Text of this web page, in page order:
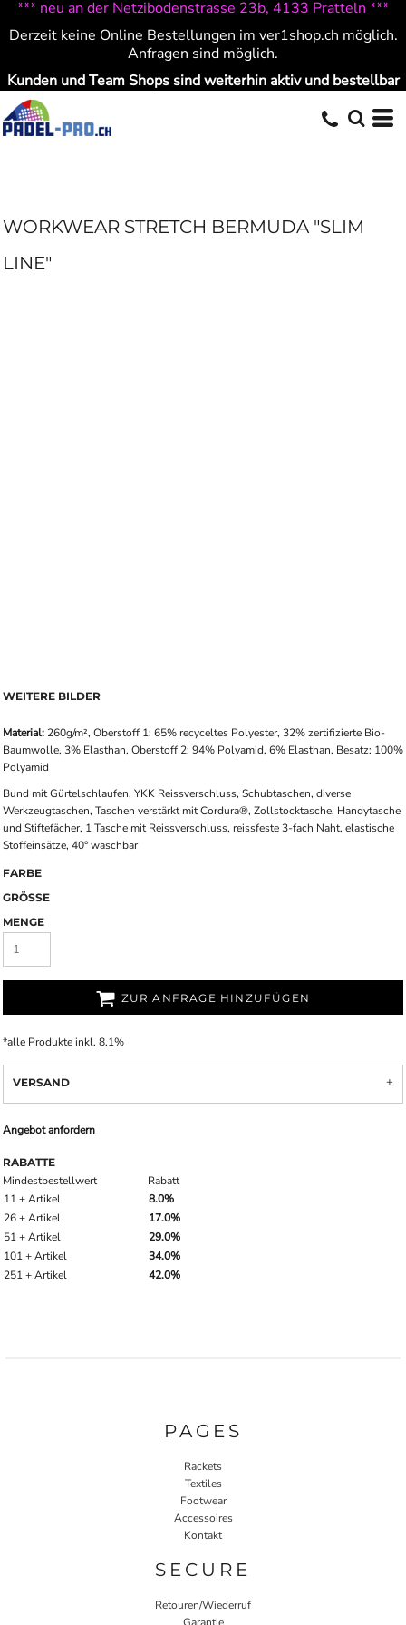
*** neu an der Netzibodenstrasse 23b, 4133 Pratteln ***
Derzeit keine Online Bestellungen im ver1shop.ch möglich.
Anfragen sind möglich.
Kunden und Team Shops sind weiterhin aktiv und bestellbar
WORKWEAR STRETCH BERMUDA "SLIM
LINE"
WEITERE BILDER
Material: 260g/m², Oberstoff 1: 65% recyceltes Polyester, 32% zertifizierte Bio-
Baumwolle, 3% Elasthan, Oberstoff 2: 94% Polyamid, 6% Elasthan, Besatz: 100%
Polyamid
Bund mit Gürtelschlaufen, YKK Reissverschluss, Schubtaschen, diverse
Werkzeugtaschen, Taschen verstärkt mit Cordura®, Zollstocktasche, Handytasche
und Stiftefächer, 1 Tasche mit Reissverschluss, reissfeste 3-fach Naht, elastische
Stoffeinsätze, 40° waschbar
FARBE
GRÖSSE
MENGE
ZUR ANFRAGE HINZUFÜGEN
*alle Produkte inkl. 8.1%
VERSAND
Angebot anfordern
RABATTE
Mindestbestellwert
Rabatt
11 + Artikel
8.0%
26 + Artikel
17.0%
51 + Artikel
29.0%
101 + Artikel
34.0%
251 + Artikel
42.0%
PAGES
Rackets
Textiles
Footwear
Accessoires
Kontakt
SECURE
Retouren/Wiederruf
Garantie